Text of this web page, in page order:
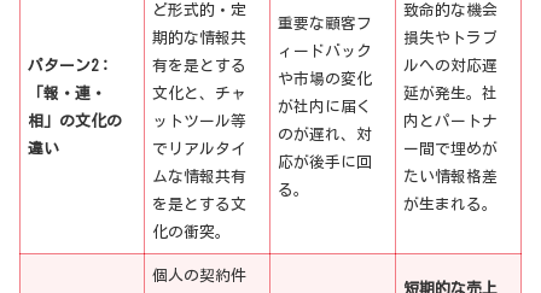
パターン2：
「報・連・
相」の文化の
違い
ど形式的・定
期的な情報共
有を是とする
文化と、チャ
ットツール等
でリアルタイ
ムな情報共有
を是とする文
化の衝突。
重要な顧客フ
ィードバック
や市場の変化
が社内に届く
のが遅れ、対
応が後手に回
る。
致命的な機会
損失やトラブ
ルへの対応遅
延が発生。社
内とパートナ
ー間で埋めが
たい情報格差
が生まれる。
個人の契約件
短期的な売上